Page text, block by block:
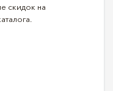
скидок на